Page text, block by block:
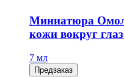
Миниатюра
кожи вокруг
7 мл
Предзаказ